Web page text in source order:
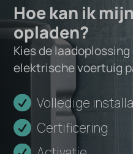
Hoe kan ik
opladen?
Kies de
elektrische voertuig
Volledige
Certificering